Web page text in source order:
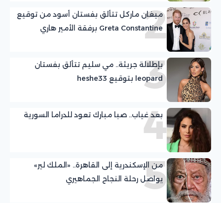
2
ميغان ماركل تتألق بفستان أسود من توقيع
Greta Constantine برفقة الأمير هاري
3
بإطلالة جريئة.. مي سليم تتألق بفستان
leopard بتوقيع heshe33
4
بعد غياب.. صبا مبارك تعود للدراما السورية
5
من الإسكندرية إلى القاهرة.. «الملك لير»
يواصل رحلة النجاح الجماهيري